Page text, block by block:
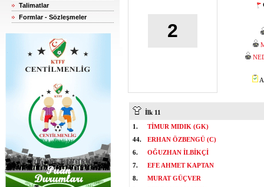
Talimatlar
Formlar - Sözleşmeler
2
İlk 11
1.
TİMUR MIDIK (GK)
44.
ERHAN ÖZBENGÜ (C)
6.
OĞUZHAN İLBİKÇİ
7.
EFE AHMET KAPTAN
8.
MURAT GÜÇVER